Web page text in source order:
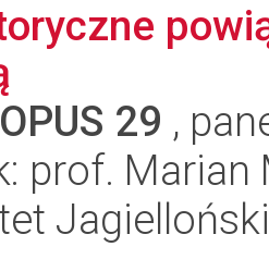
OPUS 29 ,
prof. Marian
Jagielloński